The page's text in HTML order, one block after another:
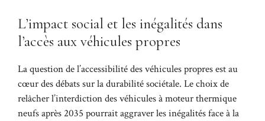
L’impact social et les inégalités dans
l’accès aux véhicules propres
La question de l’accessibilité des véhicules propres est au
cœur des débats sur la durabilité sociétale. Le choix de
relâcher l’interdiction des véhicules à moteur thermique
neufs après 2035 pourrait aggraver les inégalités face à la